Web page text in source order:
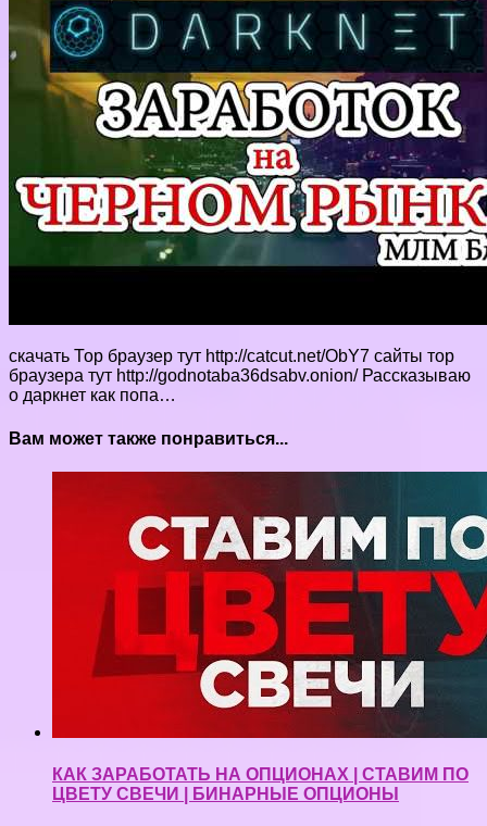
скачать Тор браузер тут http://catcut.net/ObY7 сайты тор
браузера тут http://godnotaba36dsabv.onion/ Рассказываю
о даркнет как попа…
Вам может также понравиться...
КАК ЗАРАБОТАТЬ НА ОПЦИОНАХ | СТАВИМ ПО
ЦВЕТУ СВЕЧИ | БИНАРНЫЕ ОПЦИОНЫ